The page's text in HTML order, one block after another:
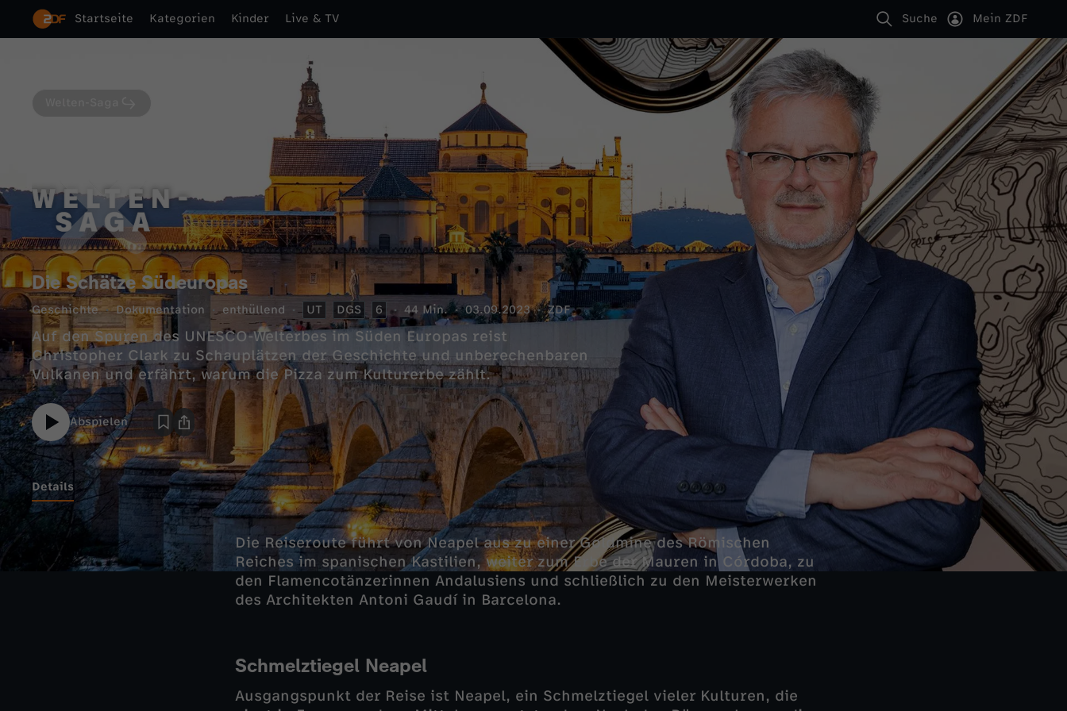
Startseite Kategorien Kinder Live & TV Suche Mein ZDF
Die Schätze Südeuropas
Geschichte Dokumentation enthüllend UT DGS 6 44 Min. 03.09.2023 ZDF
Auf den Spuren des UNESCO-Welterbes im Süden Europas reist
Christopher Clark zu Schauplätzen der Geschichte und unberechenbaren
Vulkanen und erfährt, warum die Pizza zum Kulturerbe zählt.
Abspielen
Details
Die Reiseroute führt von Neapel aus zu einer Goldmine des Römischen
Reiches im spanischen Kastilien, weiter zum Erbe der Mauren in Córdoba, zu
den Flamencotänzerinnen Andalusiens und schließlich zu den Meisterwerken
des Architekten Antoni Gaudí in Barcelona.
Schmelztiegel Neapel
Ausgangspunkt der Reise ist Neapel, ein Schmelztiegel vieler Kulturen, die